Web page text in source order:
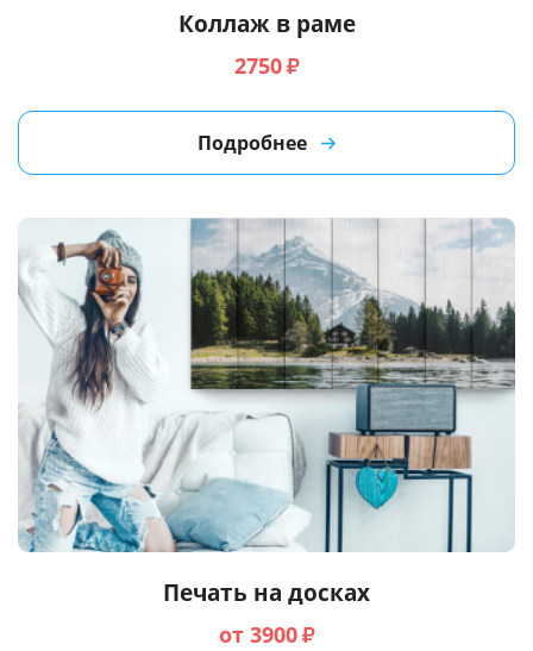
Коллаж в раме
2750₽
Подробнее
Печать на досках
от 3900₽